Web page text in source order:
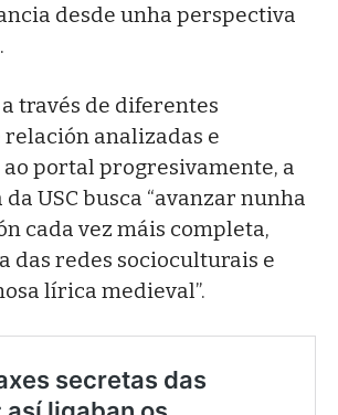
desde unha perspectiva
través de diferentes
relación analizadas e
portal progresivamente, a
USC busca “avanzar nunha
cada vez máis completa,
das redes socioculturais e
lírica medieval”.